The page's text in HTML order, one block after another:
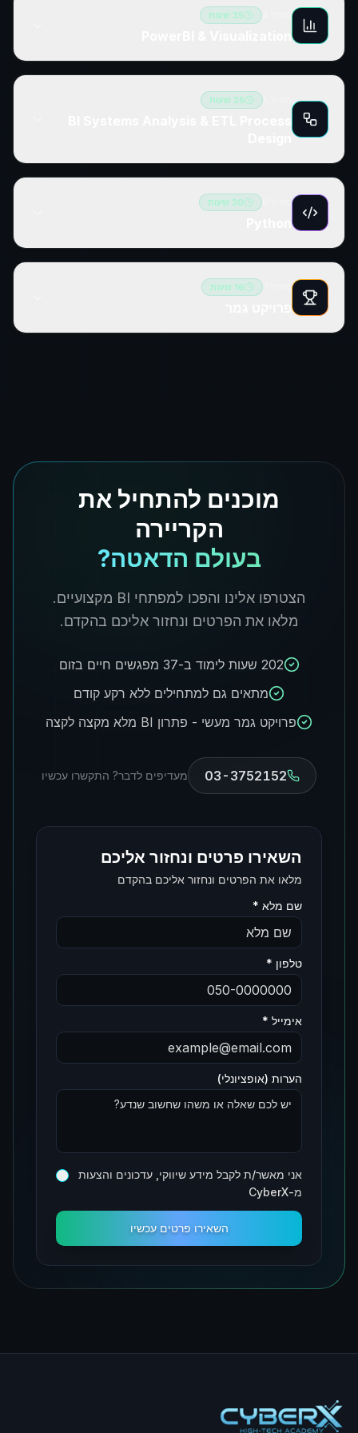
35 שעות
25 שעות
30 שעות
16 שעות
מוכנים להתחיל את
הקריירה
בעולם הדאטה?
הצטרפו אלינו והפכו למפתחי BI מקצועיים.
מלאו את הפרטים ונחזור אליכם בהקדם.
202 שעות לימוד ב-37 מפגשים חיים בזום
מתאים גם למתחילים ללא רקע קודם
פרויקט גמר מעשי - פתרון BI מלא מקצה לקצה
03-3752152 מעדיפים לדבר? התקשרו עכשיו
השאירו פרטים ונחזור אליכם
מלאו את הפרטים ונחזור אליכם בהקדם
שם מלא *
טלפון *
אימייל *
הערות (אופציונלי)
אני מאשר/ת לקבל מידע שיווקי, עדכונים והצעות
מ-CyberX
השאירו פרטים עכשיו